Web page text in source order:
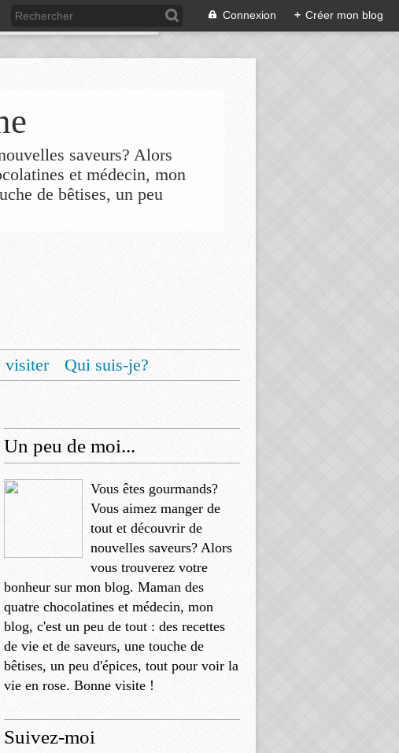
Connexion + Créer mon blog
saveurs? Alors
et médecin, mon
de bêtises, un peu
visiter
Qui suis-je?
Un peu de moi...
Vous êtes gourmands?
Vous aimez manger de
tout et découvrir de
nouvelles saveurs? Alors
vous trouverez votre
bonheur sur mon blog. Maman des
quatre chocolatines et médecin, mon
blog, c'est un peu de tout : des recettes
de vie et de saveurs, une touche de
bêtises, un peu d'épices, tout pour voir la
vie en rose. Bonne visite !
Suivez-moi